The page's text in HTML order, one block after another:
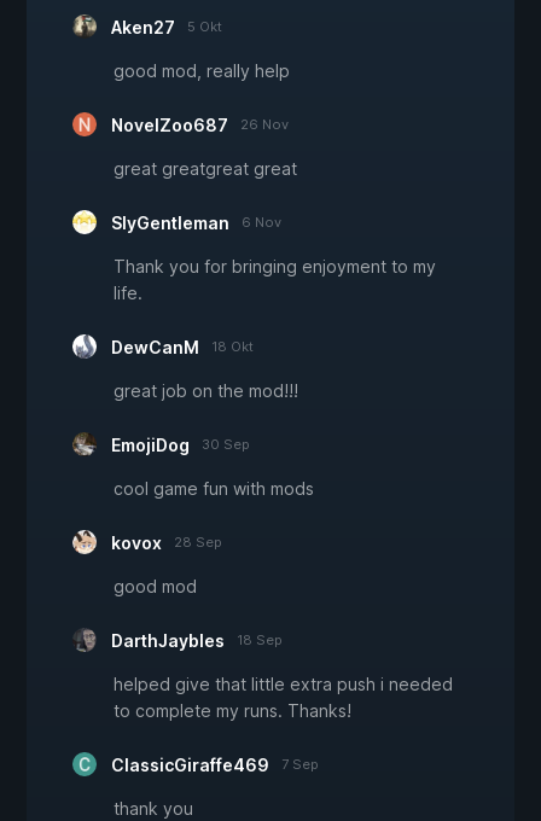
Aken27 5 Okt
good mod, really help
NovelZoo687 26 Nov
great greatgreat great
SlyGentleman 6 Nov
Thank you for bringing enjoyment to my
life.
DewCanM 18 Okt
great job on the mod!!!
EmojiDog 30 Sep
cool game fun with mods
kovox 28 Sep
good mod
DarthJaybles 18 Sep
helped give that little extra push i needed
to complete my runs. Thanks!
ClassicGiraffe469 7 Sep
thank you